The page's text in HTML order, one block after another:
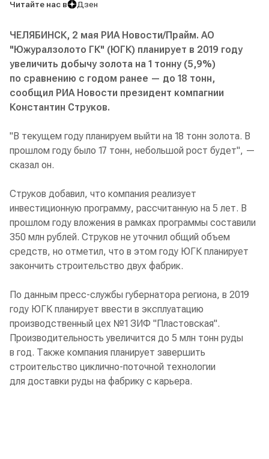
Читайте нас в Дзен
ЧЕЛЯБИНСК, 2 мая РИА Новости/Прайм. АО
"Южуралзолото ГК" (ЮГК) планирует в 2019 году
увеличить добычу золота на 1 тонну (5,9%)
по сравнению с годом ранее — до 18 тонн,
сообщил РИА Новости президент компагнии
Константин Струков.
"В текущем году планируем выйти на 18 тонн золота. В
прошлом году было 17 тонн, небольшой рост будет", —
сказал он.
Струков добавил, что компания реализует
инвестиционную программу, рассчитанную на 5 лет. В
прошлом году вложения в рамках программы составили
350 млн рублей. Струков не уточнил общий объем
средств, но отметил, что в этом году ЮГК планирует
закончить строительство двух фабрик.
По данным пресс-службы губернатора региона, в 2019
году ЮГК планирует ввести в эксплуатацию
производственный цех №1 ЗИФ "Пластовская".
Производительность увеличится до 5 млн тонн руды
в год. Также компания планирует завершить
строительство циклично-поточной технологии
для доставки руды на фабрику с карьера.